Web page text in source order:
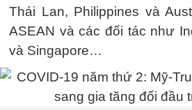
Thái Lan, Philippines và
ASEAN và các đối tác như
và Singapore…